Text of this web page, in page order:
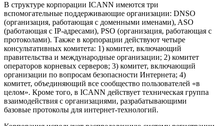
В структуре корпорации ICANN имеются три
вспомогательные поддерживающие организации: DNSO
(организация, работающая с доменными именами), ASO
(работающая с IP-адресами), PSO (организация, работающая с
протоколами). Также в корпорации действуют четыре
консультативных комитета: 1) комитет, включающий
правительства и международные организации; 2) комитет
операторов корневых серверов; 3) комитет, включающий
организации по вопросам безопасности Интернета; 4)
комитет, объединяющий все сообщество пользователей «в
целом». Кроме того, в ICANN действует техническая группа
взаимодействия с организациями, разрабатывающими
базовые протоколы для интернет-технологий.